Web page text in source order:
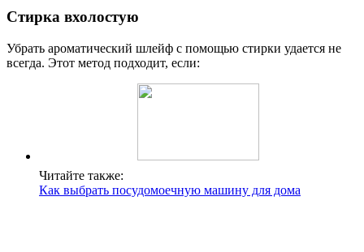
Стирка вхолостую
Убрать ароматический шлейф с помощью стирки удается не
всегда. Этот метод подходит, если:
Читайте также:
Как выбрать посудомоечную машину для дома